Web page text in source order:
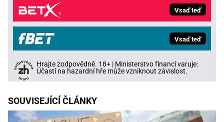
Vsaď teď
Vsaď teď
Hrajte zodpovědně. 18+ | Ministerstvo financí varuje:
Účastí na hazardní hře může vzniknout závislost.
SOUVISEJÍCÍ ČLÁNKY